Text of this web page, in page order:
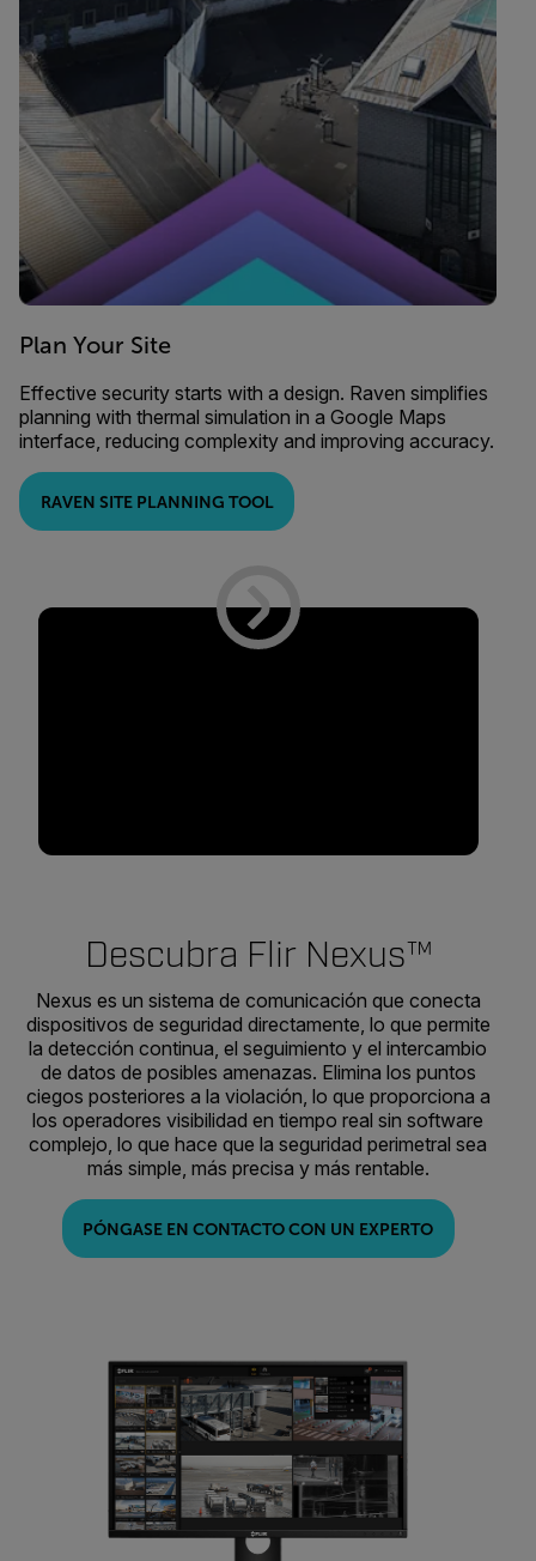
Plan Your Site
Effective security starts with a design. Raven simplifies
planning with thermal simulation in a Google Maps
interface, reducing complexity and improving accuracy.
RAVEN SITE PLANNING TOOL
Descubra Flir Nexus™
Nexus es un sistema de comunicación que conecta
dispositivos de seguridad directamente, lo que permite
la detección continua, el seguimiento y el intercambio
de datos de posibles amenazas. Elimina los puntos
ciegos posteriores a la violación, lo que proporciona a
los operadores visibilidad en tiempo real sin software
complejo, lo que hace que la seguridad perimetral sea
más simple, más precisa y más rentable.
PÓNGASE EN CONTACTO CON UN EXPERTO